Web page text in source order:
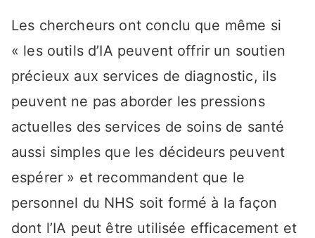
Les chercheurs ont conclu que même si
« les outils d’IA peuvent offrir un soutien
précieux aux services de diagnostic, ils
peuvent ne pas aborder les pressions
actuelles des services de soins de santé
aussi simples que les décideurs peuvent
espérer » et recommandent que le
personnel du NHS soit formé à la façon
dont l’IA peut être utilisée efficacement et